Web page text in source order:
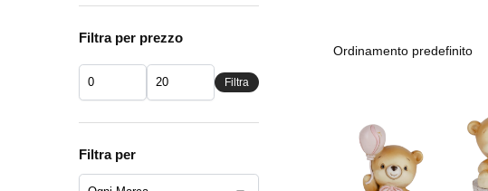
Filtra per prezzo
Filtra
Filtra per